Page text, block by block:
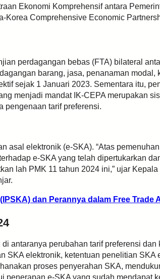
Ekonomi Komprehensif antara
Korea Comprehensive Economic
perdagangan bebas (FTA) bilateral
barang, jasa, penanaman modal,
sejak 1 Januari 2023. Sementara itu,
menjadi mandat IK-CEPA merupakan
pengenaan tarif preferensi.
asal elektronik (e-SKA). “Atas
e-SKA yang telah dipertukarkan
lah PMK 11 tahun 2024 ini,” ujar
dan Perannya dalam Free Trade
antaranya perubahan tarif preferensi dan
SKA elektronik, ketentuan penelitian SKA
proses penyerahan SKA,
penerapan e-SKA yang sudah mendapat